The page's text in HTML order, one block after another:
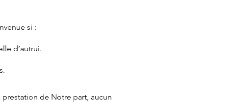
si :
d’autrui.
prestation de Notre part, aucun